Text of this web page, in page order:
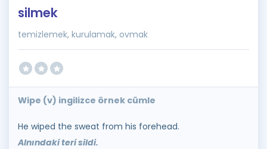
Blog
İngilizce Gramer
silmek
temizlemek, kurulamak, ovmak
Wipe (v) ingilizce örnek cümle
He wiped the sweat from his forehead.
Alnındaki teri sildi.